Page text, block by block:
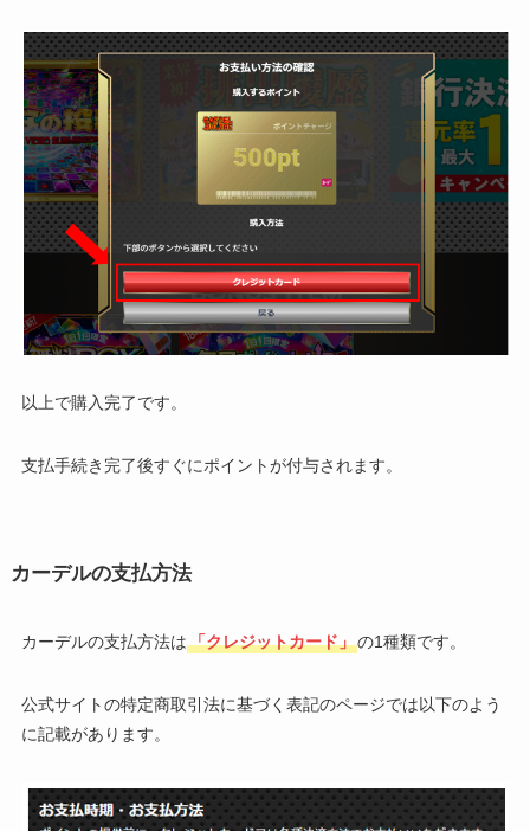
以上で購入完了です。
支払手続き完了後すぐにポイントが付与されます。
カーデルの支払方法
カーデルの支払方法は「クレジットカード」の1種類です。
公式サイトの特定商取引法に基づく表記のページでは以下のよう
に記載があります。